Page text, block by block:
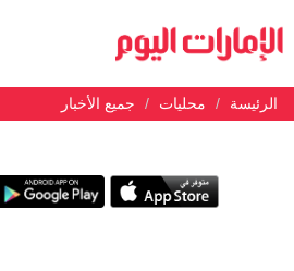
الرئيسة محليات جميع الأخبار